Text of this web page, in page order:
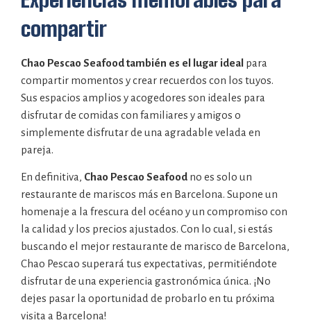
compartir
Chao Pescao Seafood también es el lugar ideal para
compartir momentos y crear recuerdos con los tuyos.
Sus espacios amplios y acogedores son ideales para
disfrutar de comidas con familiares y amigos o
simplemente disfrutar de una agradable velada en
pareja.
En definitiva, Chao Pescao Seafood no es solo un
restaurante de mariscos más en Barcelona. Supone un
homenaje a la frescura del océano y un compromiso con
la calidad y los precios ajustados. Con lo cual, si estás
buscando el mejor restaurante de marisco de Barcelona,
Chao Pescao superará tus expectativas, permitiéndote
disfrutar de una experiencia gastronómica única. ¡No
dejes pasar la oportunidad de probarlo en tu próxima
visita a Barcelona!